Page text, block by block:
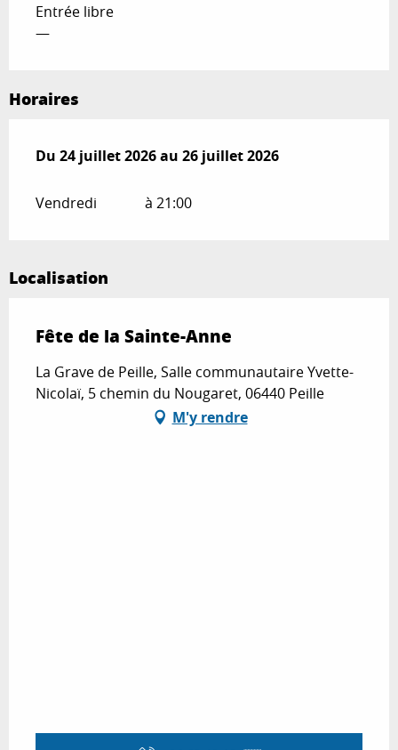
Entrée libre
—
Horaires
Du 24 juillet 2026au 26 juillet 2026
Du 24 juillet 2026au 26 juillet 2026
Vendredi à 21:00
Localisation
Fête de la Sainte-Anne
La Grave de Peille, Salle communautaire Yvette-
Nicolaï, 5 chemin du Nougaret, 06440 Peille
M'y rendre